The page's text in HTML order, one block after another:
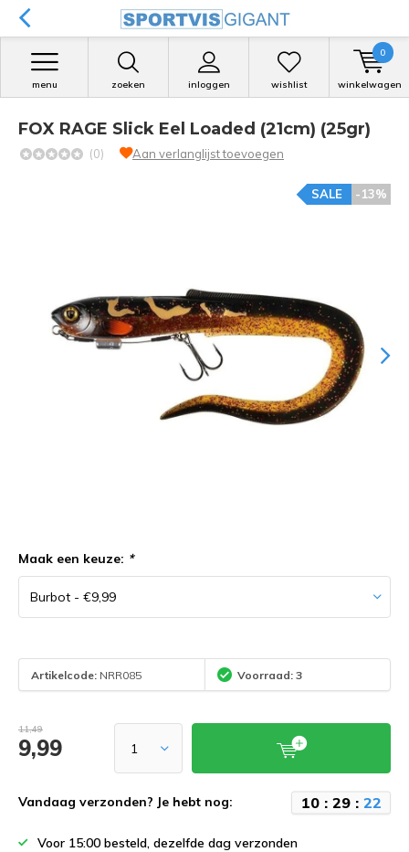
zoeken inloggen
menu wishlist winkelwagen
0
FOX RAGE Slick Eel Loaded (21cm) (25gr)
(0) Aan verlanglijst toevoegen
-13%
SALE
Maak een keuze: *
Artikelcode: NRR085 Voorraad: 3
11,49
9,99
Vandaag verzonden? Je hebt nog: 10: 29: 22
Voor 15:00 besteld, dezelfde dag verzonden